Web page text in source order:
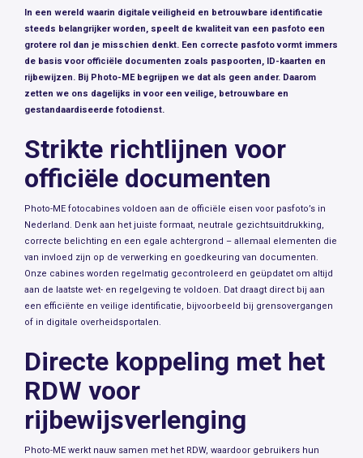
In een wereld waarin digitale veiligheid en betrouwbare identificatie
steeds belangrijker worden, speelt de kwaliteit van een pasfoto een
grotere rol dan je misschien denkt. Een correcte pasfoto vormt immers
de basis voor officiële documenten zoals paspoorten, ID-kaarten en
rijbewijzen. Bij Photo-ME begrijpen we dat als geen ander. Daarom
zetten we ons dagelijks in voor een veilige, betrouwbare en
gestandaardiseerde fotodienst.
Strikte richtlijnen voor
officiële documenten
Photo-ME fotocabines voldoen aan de officiële eisen voor pasfoto’s in
Nederland. Denk aan het juiste formaat, neutrale gezichtsuitdrukking,
correcte belichting en een egale achtergrond – allemaal elementen die
van invloed zijn op de verwerking en goedkeuring van documenten.
Onze cabines worden regelmatig gecontroleerd en geüpdatet om altijd
aan de laatste wet- en regelgeving te voldoen. Dat draagt direct bij aan
een efficiënte en veilige identificatie, bijvoorbeeld bij grensovergangen
of in digitale overheidsportalen.
Directe koppeling met het
RDW voor
rijbewijsverlenging
Photo-ME werkt nauw samen met het RDW, waardoor gebruikers hun